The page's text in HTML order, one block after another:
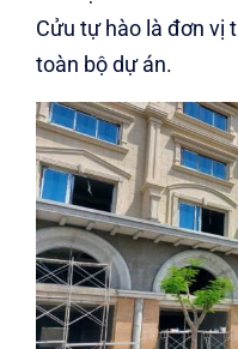
Cửu tự hào là đơn vị
toàn bộ dự án.